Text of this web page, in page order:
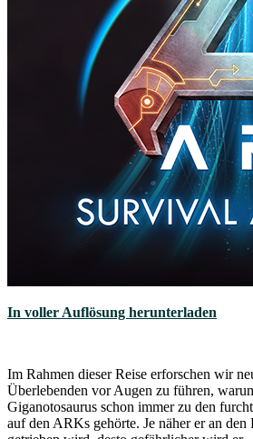
In voller Auflösung herunterladen
Im Rahmen dieser Reise erforschen wir
Überlebenden vor Augen zu führen,
Giganotosaurus schon immer zu den
auf den ARKs gehörte. Je näher er an den